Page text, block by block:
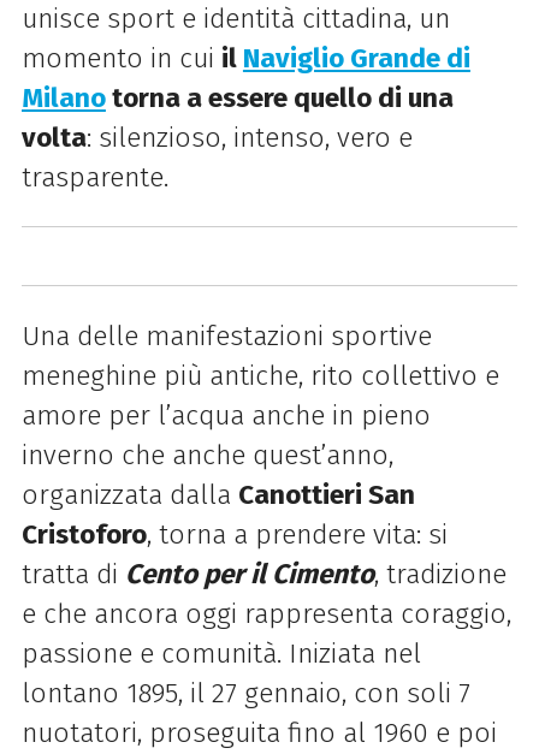
unisce sport e identità cittadina, un
momento in cui il Naviglio Grande di
Milanotorna a essere quello di una
volta: silenzioso, intenso, vero e
trasparente.
Una delle manifestazioni sportive
meneghine più antiche, rito collettivo e
amore per l’acqua anche in pieno
inverno che anche quest’anno,
organizzata dalla Canottieri San
Cristoforo, torna a prendere vita: si
tratta di Cento per il Cimento, tradizione
e che ancora oggi rappresenta coraggio,
passione e comunità. Iniziata nel
lontano 1895, il 27 gennaio, con soli 7
nuotatori, proseguita fino al 1960 e poi